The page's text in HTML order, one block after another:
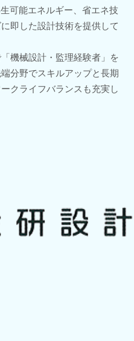
可能エネルギー、省エネ技
即した設計技術を提供して
機械設計・監理経験者」を
分野でスキルアップと長期
クライフバランスも充実し